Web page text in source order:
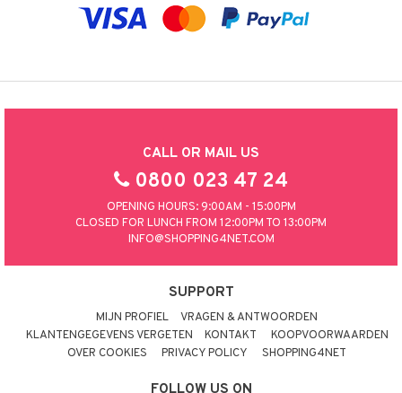
CALL OR MAIL US
0800 023 47 24
OPENING HOURS: 9:00AM - 15:00PM
CLOSED FOR LUNCH FROM 12:00PM TO 13:00PM
INFO@SHOPPING4NET.COM
SUPPORT
MIJN PROFIEL
VRAGEN & ANTWOORDEN
KLANTENGEGEVENS VERGETEN
KONTAKT
KOOPVOORWAARDEN
OVER COOKIES
PRIVACY POLICY SHOPPING4NET